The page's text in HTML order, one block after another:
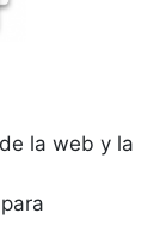
la web y la
para